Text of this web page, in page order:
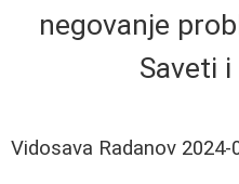
negovanje
Saveti
Vidosava Radanov 2024-